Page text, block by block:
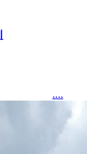
....